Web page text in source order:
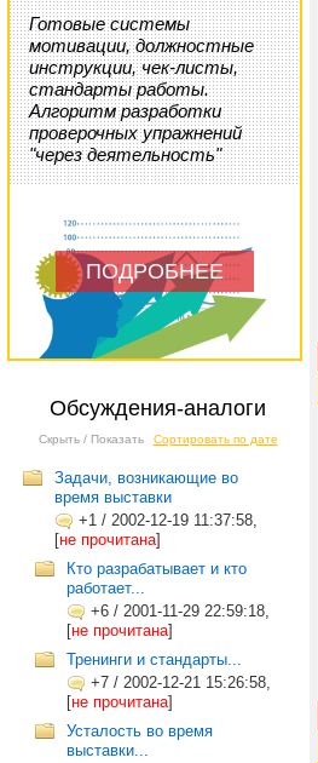
Готовые системы
мотивации, должностные
инструкции, чек-листы,
стандарты работы.
Алгоритм разработки
проверочных упражнений
"через деятельность"
ПОДРОБНЕЕ
Обсуждения-аналоги
Скрыть / Показать Сортировать по дате
Задачи, возникающие во
время выставки
+1 / 2002-12-19 11:37:58,
[не прочитана]
Кто разрабатывает и кто
работает...
+6 / 2001-11-29 22:59:18,
[не прочитана]
Тренинги и стандарты...
+7 / 2002-12-21 15:26:58,
[не прочитана]
Усталость во время
выставки...